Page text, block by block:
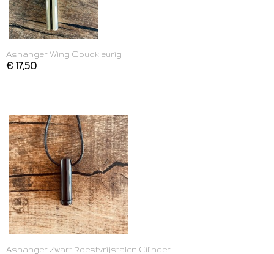
Ashanger Wing Goudkleurig
€ 17,50
Ashanger Zwart Roestvrijstalen Cilinder